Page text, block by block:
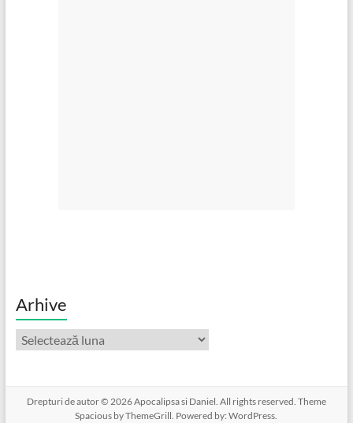
Arhive
Arhive
Drepturi de autor © 2026Apocalipsa si Daniel. All rights reserved. Theme
Spacious by ThemeGrill. Powered by:WordPress.